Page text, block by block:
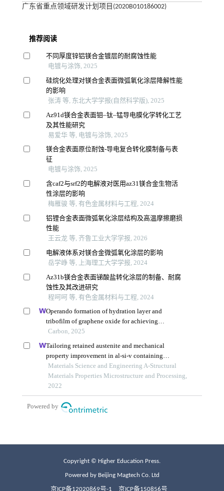
广东省重点领域研发计划项目(2020B010186002)
Copyright © Higher Education Press.
Powered by Beijing Magtech Co. Ltd
京ICP备12020869号-1 京ICP备150856号